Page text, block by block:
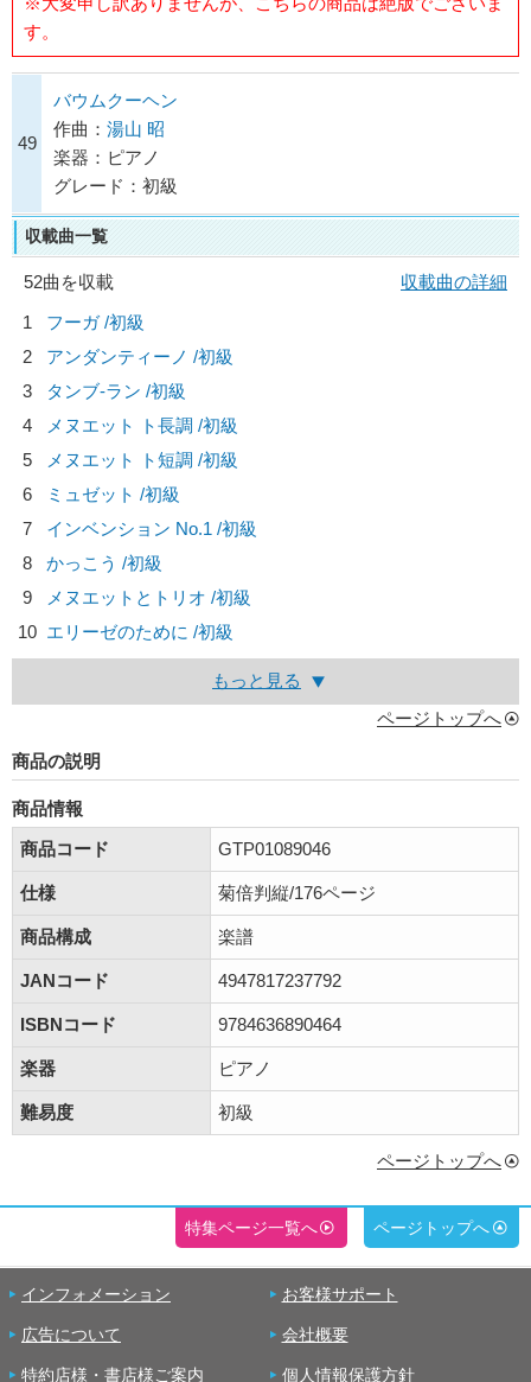
す。
49
バウムクーヘン
作曲： 湯山 昭
楽器：ピアノ
グレード：初級
収載曲一覧
52曲を収載
収載曲の詳細
1
フーガ /初級
2
アンダンティーノ /初級
3
タンブ-ラン /初級
4
メヌエット ト長調 /初級
5
メヌエット ト短調 /初級
6
ミュゼット /初級
7
インベンション No.1 /初級
8
かっこう /初級
9
メヌエットとトリオ /初級
10 エリーゼのために /初級
もっと見る
ページトップへ
商品の説明
商品情報
商品コード
GTP01089046
仕様 菊倍判縦/176ページ
商品構成 楽譜
JANコード 4947817237792
ISBNコード 9784636890464
楽器 ピアノ
難易度 初級
ページトップへ
特集ページ一覧へ ページトップへ
インフォメーション お客様サポート
広告について 会社概要
特約店様・書店様ご案内 個人情報保護方針